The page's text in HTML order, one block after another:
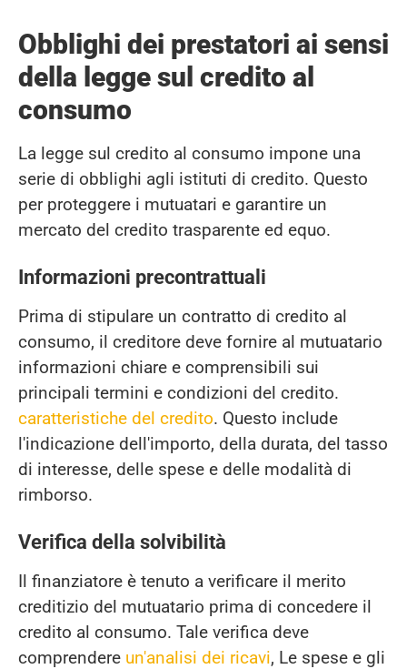
Obblighi dei prestatori ai sensi
della legge sul credito al
consumo
La legge sul credito al consumo impone una
serie di obblighi agli istituti di credito. Questo
per proteggere i mutuatari e garantire un
mercato del credito trasparente ed equo.
Informazioni precontrattuali
Prima di stipulare un contratto di credito al
consumo, il creditore deve fornire al mutuatario
informazioni chiare e comprensibili sui
principali termini e condizioni del credito.
caratteristiche del credito. Questo include
l'indicazione dell'importo, della durata, del tasso
di interesse, delle spese e delle modalità di
rimborso.
Verifica della solvibilità
Il finanziatore è tenuto a verificare il merito
creditizio del mutuatario prima di concedere il
credito al consumo. Tale verifica deve
comprendere un'analisi dei ricavi, Le spese e gli